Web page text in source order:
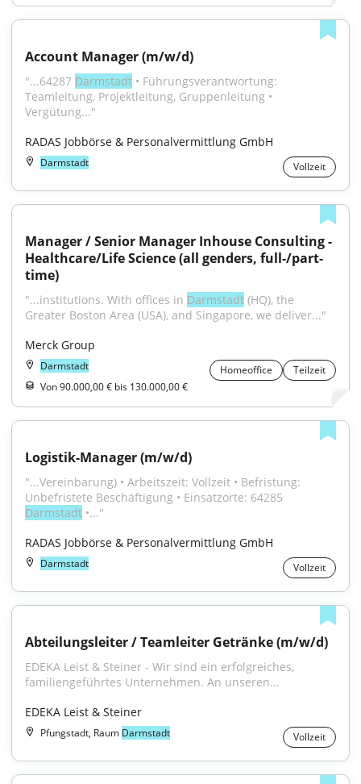
Account Manager (m/w/d)
"...64287 Darmstadt • Führungsverantwortung:
Teamleitung, Projektleitung, Gruppenleitung •
Vergütung..."
RADAS Jobbörse & Personalvermittlung GmbH
Darmstadt Vollzeit
Manager / Senior Manager Inhouse Consulting -
Healthcare/Life Science (all genders, full-/part-
time)
"...institutions. With offices in Darmstadt (HQ), the
Greater Boston Area (USA), and Singapore, we deliver..."
Merck Group
Darmstadt Homeoffice
Teilzeit
Von 90.000,00 € bis 130.000,00 €
Logistik-Manager (m/w/d)
"...Vereinbarung) • Arbeitszeit: Vollzeit • Befristung:
Darmstadt •..."
RADAS Jobbörse & Personalvermittlung GmbH
Darmstadt Vollzeit
Abteilungsleiter / Teamleiter Getränke (m/w/d)
EDEKA Leist & Steiner - Wir sind ein erfolgreiches,
familiengeführtes Unternehmen. An unseren...
EDEKA Leist & Steiner
Pfungstadt, Raum Darmstadt Vollzeit